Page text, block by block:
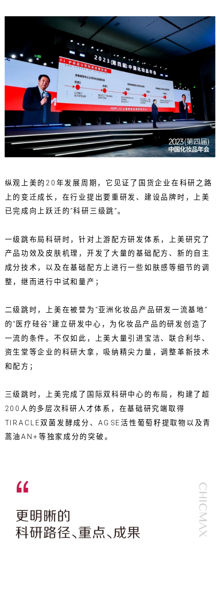
纵观上美的20年发展周期，它见证了国货企业在科研之路
上的变迁成长，在行业提出要重研发、建设品牌时，上美
已完成向上跃迁的“科研三级跳”。
一级跳布局科研时，针对上游配方研发体系，上美研究了
产品功效及皮肤机理，开发了大量的基础配方、新的自主
成分技术，以及在基础配方上进行一些如肤感等细节的调
整，继而进行中试和量产；
二级跳时，上美在被誉为“亚洲化妆品产品研发一流基地”
的“医疗硅谷"建立研发中心，为化妆品产品的研发创造了
一流的条件。不仅如此，上美大量引进宝洁、联合利华、
资生堂等企业的科研大拿，吸纳精尖力量，调整革新技术
和配方；
三级跳时，上美完成了国际双科研中心的布局，构建了超
200人的多层次科研人才体系，在基础研究端取得
TIRACLE双菌发酵成分、AGSE活性葡萄籽提取物以及青
蒿油AN+等独家成分的突破。